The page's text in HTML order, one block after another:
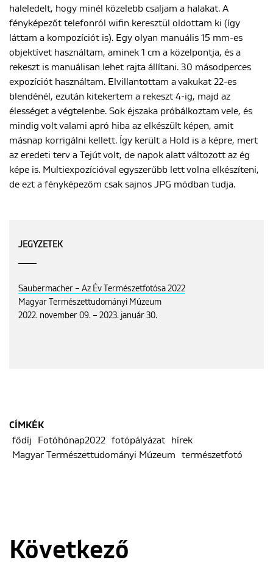
haleledelt, hogy minél közelebb csaljam a halakat. A
fényképezőt telefonról wifin keresztül oldottam ki (így
láttam a kompozíciót is). Egy olyan manuális 15 mm-es
objektívet használtam, aminek 1 cm a közelpontja, és a
rekeszt is manuálisan lehet rajta állítani. 30 másodperces
expozíciót használtam. Elvillantottam a vakukat 22-es
blendénél, ezután kitekertem a rekeszt 4-ig, majd az
élességet a végtelenbe. Sok éjszaka próbálkoztam vele, és
mindig volt valami apró hiba az elkészült képen, amit
másnap korrigálni kellett. Így került a Hold is a képre, mert
az eredeti terv a Tejút volt, de napok alatt változott az ég
képe is. Multiexpozícióval egyszerűbb lett volna elkészíteni,
de ezt a fényképezőm csak sajnos JPG módban tudja.
JEGYZETEK
Saubermacher – Az Év Természetfotósa 2022
Magyar Természettudományi Múzeum
2022. november 09. – 2023. január 30.
CÍMKÉK
fődíj
Fotóhónap2022 fotópályázat
hírek
Magyar Természettudományi Múzeum
természetfotó
Következő